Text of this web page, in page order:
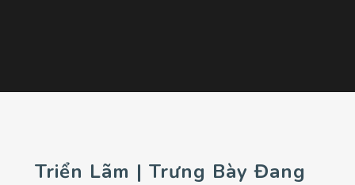
Triển Lãm | Trưng Bày Đang